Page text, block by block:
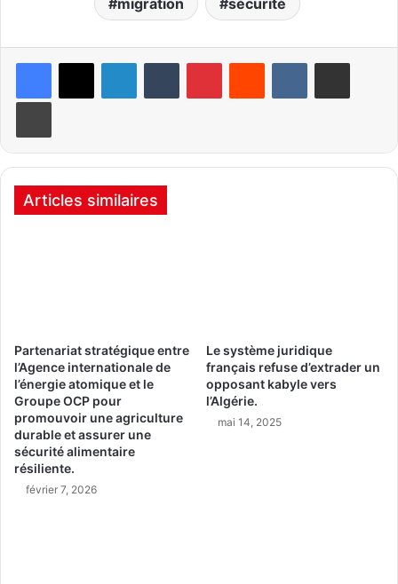
Articles similaires
Partenariat stratégique entre
l’Agence internationale de
l’énergie atomique et le
Groupe OCP pour
promouvoir une agriculture
durable et assurer une
sécurité alimentaire
résiliente.
février 7, 2026
Le système juridique
français refuse d’extrader un
opposant kabyle vers
l’Algérie.
mai 14, 2025